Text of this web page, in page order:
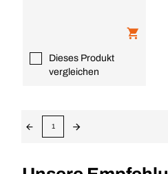
Dieses Produkt
vergleichen
1